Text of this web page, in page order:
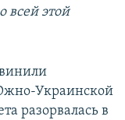
всей этой
Украинской
разорвалась в